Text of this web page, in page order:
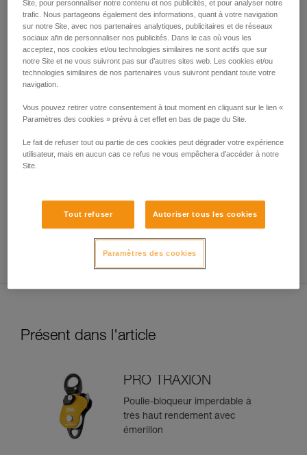
liées à votre activité. Il peut en exister d’autres
que nous ne décrivons pas ici.
Des précautions sont donc impératives :
- Contre-assurage des deux personnes hissées.
- Maintien de la corde tendue en permanence, la moindre
boucle de mou représente une hauteur de chute potentielle,
donc un danger.
Présent dans l'article
PRO TRAXION
Poulie-bloqueur imperdable à
très haut rendement avec
émerillon
Site, pour personnaliser notre contenu et nos publicités, et pour analyser notre
trafic. Nous partageons également des informations, quant à votre navigation
sur notre Site, avec nos partenaires analytiques, publicitaires et de réseaux
sociaux afin de personnaliser nos publicités. Dans le cas où vous les
acceptez, nos cookies et/ou technologies similaires ne sont actifs que sur
notre Site et ne vous suivront pas sur d’autres sites web. Les cookies et/ou
technologies similaires de nos partenaires vous suivront pendant toute votre
navigation.
Vous pouvez retirer votre consentement à tout moment en cliquant sur le lien «
Paramètres des cookies » prévu à cet effet en bas de page du Site.
Le fait de refuser tout ou partie de ces cookies peut dégrader votre expérience
utilisateur, mais en aucun cas ce refus ne vous empêchera d’accéder à notre
Site.
Tout refuser Autoriser tous les cookies
Paramètres des cookies